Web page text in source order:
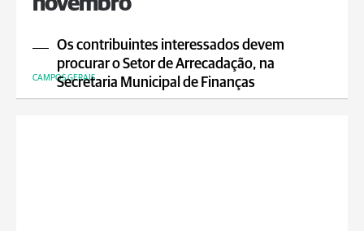
Os contribuintes interessados devem
procurar o Setor de Arrecadação, na
Secretaria Municipal de Finanças
CAMPOS GERAIS